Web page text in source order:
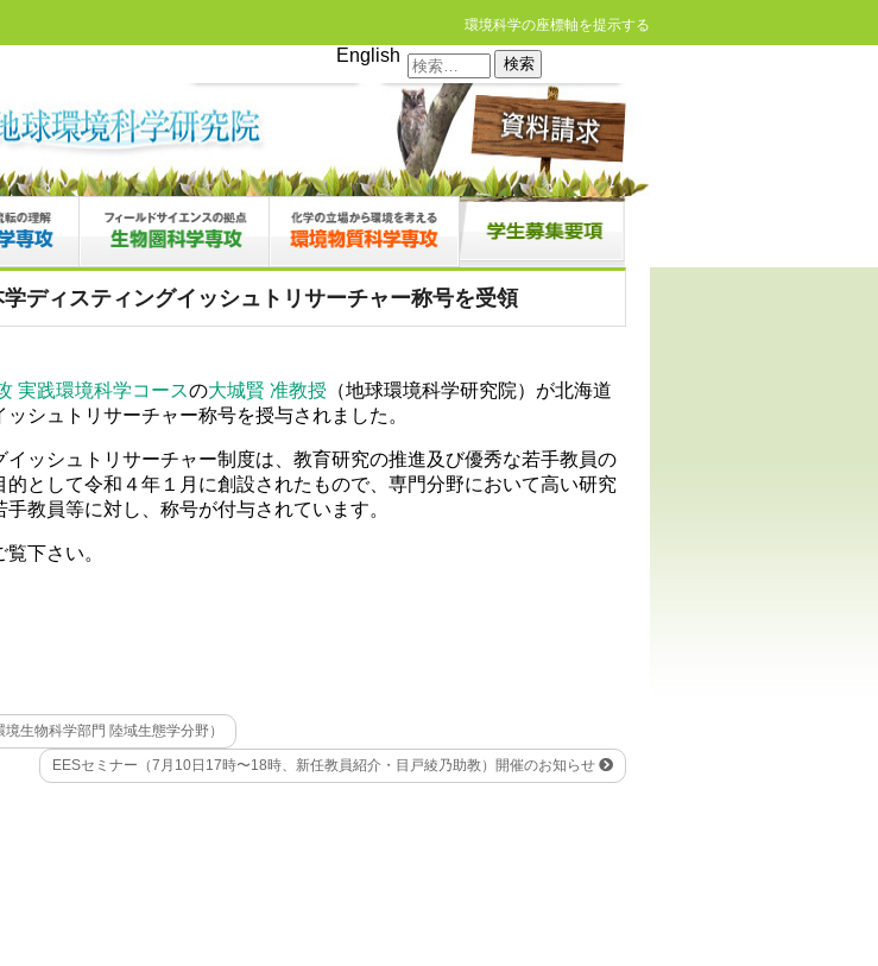
環境科学の座標軸を提示する
検
索:
English
ディスティングイッシュトリサーチャー称号を受領
実践環境科学コースの大城賢 准教授 （地球環境科学研究院）が北海道
シュトリサーチャー称号を授与されました。
イッシュトリサーチャー制度は、教育研究の推進及び優秀な若手教員の
的として令和４年１月に創設されたもので、専門分野において高い研究
教員等に対し、称号が付与されています。
覧下さい。
生物科学部門 陸域生態学分野）
EESセミナー（7月10日17時〜18時、新任教員紹介・目戸綾乃助教）開催のお知らせ